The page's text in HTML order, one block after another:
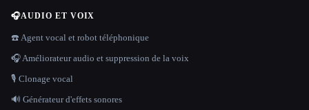
🎧AUDIO ET VOIX
☎️ Agent vocal et robot téléphonique
🎧 Améliorateur audio et suppression de la voix
🎙️ Clonage vocal
🔊 Générateur d'effets sonores